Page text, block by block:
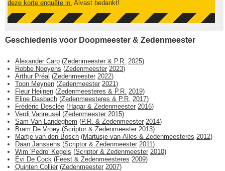
deze korte enquête in. Alvast bedankt!
Geschiedenis voor Doopmeester & Zedenmeester
Alexander Carp (Zedenmeester & P.R. 2025)
Robbe Nooyens (Zedenmeester 2023)
Arthur Préal (Zedenmeester 2022)
Toon Meynen (Zedenmeester 2021)
Fleur Heijnen (Zedenmeesteres & P.R. 2019)
Eline Dasbach (Zedenmeesteres & P.R. 2017)
Frédéric Desclée (Hagar & Zedenmeester 2016)
Verdi Vanreusel (Zedenmeester 2015)
Sam Van Landeghem (P.R. & Zedenmeester 2014)
Bram De Vroey (Scriptor & Zedenmeester 2013)
Martje van den Bosch (Martusje-van-Alles & Zedenmeesteres 2012)
Daan Janssens (Scriptor & Zedenmeester 2011)
Wim 'Pedro' Kegels (Scriptor & Zedenmeester 2010)
Evi De Cock (Feest & Zedenmeesteres 2009)
Quinten Collier (Zedenmeester 2007)